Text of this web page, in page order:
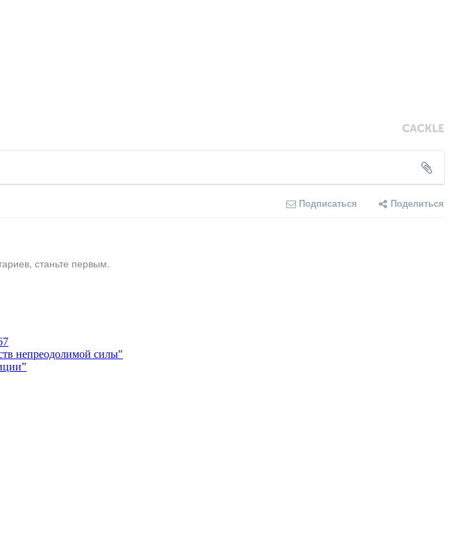
Подписаться Поделиться
станьте первым.
непреодолимой силы"